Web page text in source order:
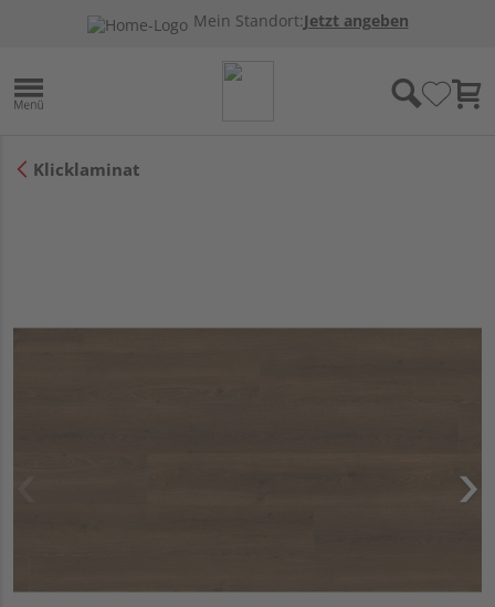
Mein Standort:Jetzt angeben
Klicklaminat